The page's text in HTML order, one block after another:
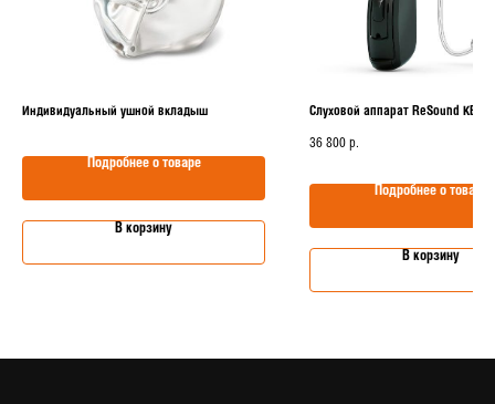
Индивидуальный ушной вкладыш
Подробнее о товаре
В корзину
Слуховой аппарат ReSound KEY
36 800 р.
Подробнее о товаре
В корзину